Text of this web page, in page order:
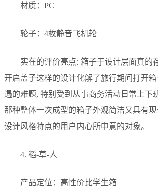
材质：PC
轮子：4枚静音飞机轮
实在的评价亮点: 箱子于设计层面真的
开启盖子这样的设计化解了旅行期间打开
遇的难题, 特别受到从事商务活动日常上下
那种整体一次成型的箱子外观简洁又具有
设计风格特点的用户内心所中意的对象。
4. 稻-草-人
产品定位：高性价比学生箱